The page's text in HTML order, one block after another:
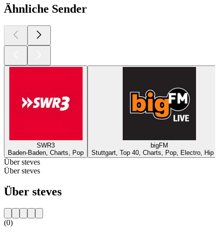
Ähnliche Sender
SWR3
Baden-Baden, Charts, Pop
bigFM
Stuttgart, Top 40, Charts, Pop, Electro, Hip
Über steves
Über steves
Über steves
(0)